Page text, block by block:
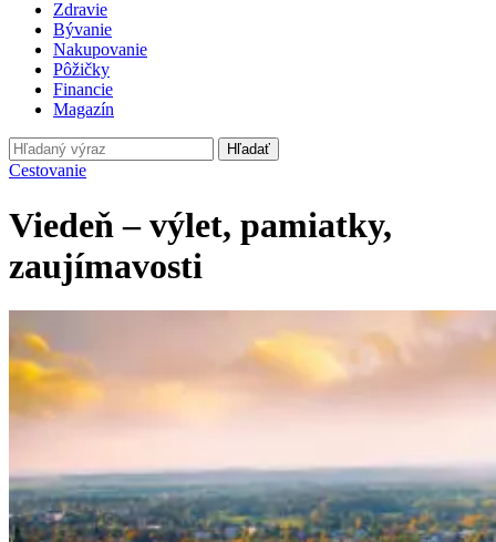
Zdravie
Bývanie
Nakupovanie
Pôžičky
Financie
Magazín
Hľadať
Cestovanie
Viedeň – výlet, pamiatky,
zaujímavosti